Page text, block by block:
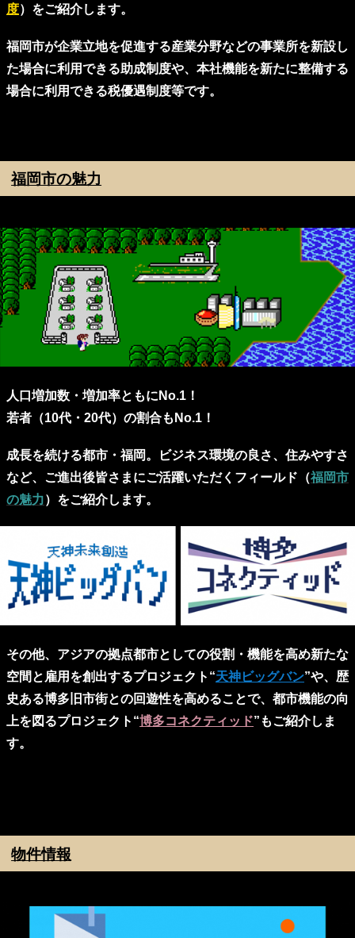
度）をご紹介します。
福岡市が企業立地を促進する産業分野などの事業所を新設し
た場合に利用できる助成制度や、本社機能を新たに整備する
場合に利用できる税優遇制度等です。
福岡市の魅力
人口増加数・増加率ともにNo.1！
若者（10代・20代）の割合もNo.1！
成長を続ける都市・福岡。ビジネス環境の良さ、住みやすさ
など、ご進出後皆さまにご活躍いただくフィールド（福岡市
の魅力）をご紹介します。
その他、アジアの拠点都市としての役割・機能を高め新たな
空間と雇用を創出するプロジェクト“天神ビッグバン”や、歴
史ある博多旧市街との回遊性を高めることで、都市機能の向
上を図るプロジェクト“博多コネクティッド”もご紹介しま
す。
物件情報